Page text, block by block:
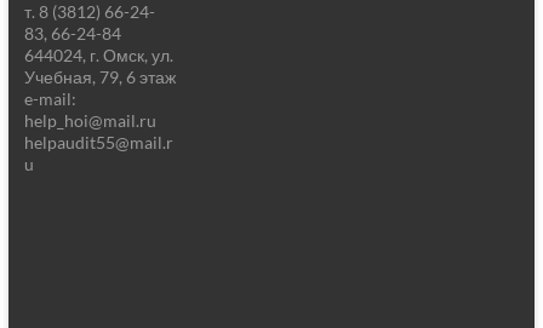
т. 8 (3812) 66-24-
83, 66-24-84
644024, г. Омск, ул.
Учебная, 79, 6 этаж
e-mail:
help_hoi@mail.ru
helpaudit55@mail.r
u